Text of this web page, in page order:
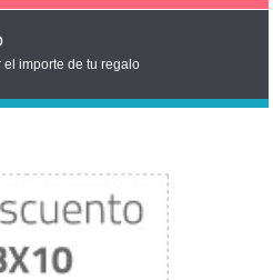
importe de tu regalo